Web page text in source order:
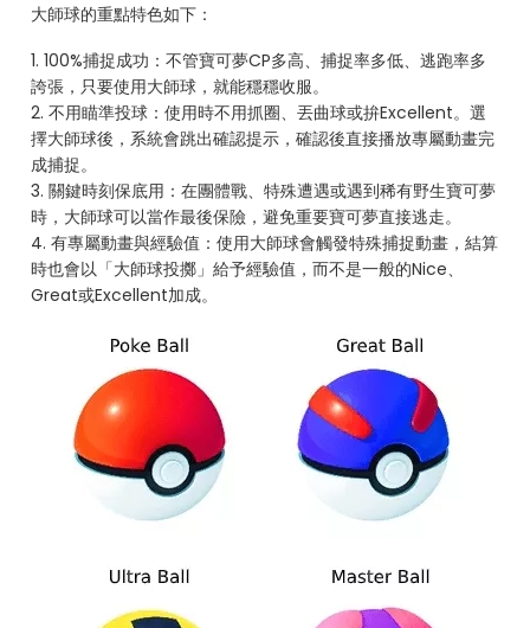
大師球的重點特色如下：
1. 100%捕捉成功：不管寶可夢CP多高、捕捉率多低、逃跑率多
誇張，只要使用大師球，就能穩穩收服。
2. 不用瞄準投球：使用時不用抓圈、丟曲球或拚Excellent。選
擇大師球後，系統會跳出確認提示，確認後直接播放專屬動畫完
成捕捉。
3. 關鍵時刻保底用：在團體戰、特殊遭遇或遇到稀有野生寶可夢
時，大師球可以當作最後保險，避免重要寶可夢直接逃走。
4. 有專屬動畫與經驗值：使用大師球會觸發特殊捕捉動畫，結算
時也會以「大師球投擲」給予經驗值，而不是一般的Nice、
Great或Excellent加成。